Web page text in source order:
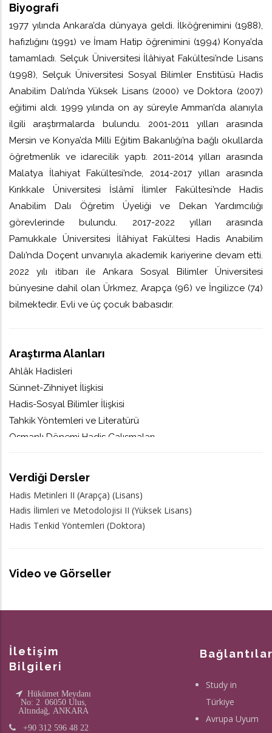
Biyografi
1977 yılında Ankara’da dünyaya geldi. İlköğrenimini (1988),
hafızlığını (1991) ve İmam Hatip öğrenimini (1994) Konya’da
tamamladı. Selçuk Üniversitesi İlâhiyat Fakültesi’nde Lisans
(1998), Selçuk Üniversitesi Sosyal Bilimler Enstitüsü Hadis
Anabilim Dalı’nda Yüksek Lisans (2000) ve Doktora (2007)
eğitimi aldı. 1999 yılında on ay süreyle Amman’da alanıyla
ilgili araştırmalarda bulundu. 2001-2011 yılları arasında
Mersin ve Konya’da Milli Eğitim Bakanlığı’na bağlı okullarda
öğretmenlik ve idarecilik yaptı. 2011-2014 yılları arasında
Malatya İlahiyat Fakültesi’nde, 2014-2017 yılları arasında
Kırıkkale Üniversitesi İslâmî İlimler Fakültesi’nde Hadis
Anabilim Dalı Öğretim Üyeliği ve Dekan Yardımcılığı
görevlerinde bulundu. 2017-2022 yılları arasında
Pamukkale Üniversitesi İlâhiyat Fakültesi Hadis Anabilim
Dalı’nda Doçent unvanıyla akademik kariyerine devam etti.
2022 yılı itibarı ile Ankara Sosyal Bilimler Üniversitesi
bünyesine dahil olan Ürkmez, Arapça (96) ve İngilizce (74)
bilmektedir. Evli ve üç çocuk babasıdır.
Araştırma Alanları
Ahlâk Hadisleri
Sünnet-Zihniyet İlişkisi
Hadis-Sosyal Bilimler İlişkisi
Tahkik Yöntemleri ve Literatürü
Osmanlı Dönemi Hadis Çalışmaları
Verdiği Dersler
Hadis Metinleri II (Arapça) (Lisans)
Hadis İlimleri ve Metodolojisi II (Yüksek Lisans)
Hadis Tenkid Yöntemleri (Doktora)
Video ve Görseller
İletişim
Bilgileri
Hükümet Meydanı
No: 2 06050 Ulus,
Altındağ, ANKARA
+90 312 596 48 22
Study in
Türkiye
Avrupa Uyum